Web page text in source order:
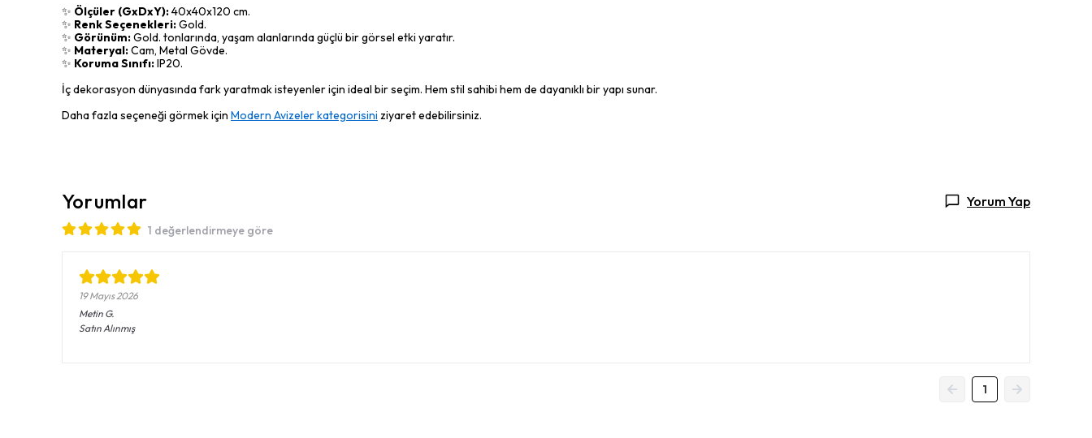
✨ Ölçüler (GxDxY):40x40x120 cm.
✨ Renk Seçenekleri:Gold.
✨ Görünüm:Gold. tonlarında, yaşam alanlarında güçlü bir görsel etki yaratır.
✨ Materyal:Cam, Metal Gövde.
✨ Koruma Sınıfı:IP20.
İç dekorasyon dünyasında fark yaratmak isteyenler için ideal bir seçim. Hem stil sahibi hem de dayanıklı bir yapı sunar.
Daha fazla seçeneği görmek için Modern Avizeler kategorisini ziyaret edebilirsiniz.
Yorumlar Yorum Yap
1 değerlendirmeye göre
19 Mayıs 2026
Metin G.
Satın Alınmış
1